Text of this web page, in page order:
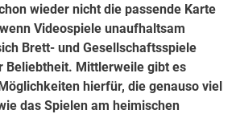
wieder nicht die passende Karte
Videospiele unaufhaltsam
Brett- und Gesellschaftsspiele
Beliebtheit. Mittlerweile gibt es
hierfür, die genauso viel
das Spielen am heimischen